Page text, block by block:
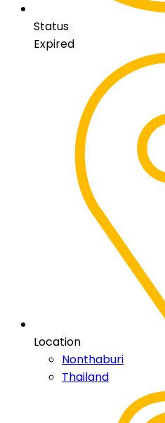
Status
Expired
Location
Nonthaburi
Thailand